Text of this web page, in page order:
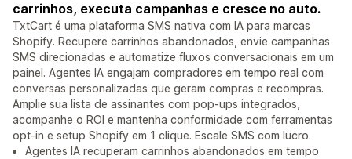
carrinhos, executa campanhas e cresce no auto.
TxtCart é uma plataforma SMS nativa com IA para marcas
Shopify. Recupere carrinhos abandonados, envie campanhas
SMS direcionadas e automatize fluxos conversacionais em um
painel. Agentes IA engajam compradores em tempo real com
conversas personalizadas que geram compras e recompras.
Amplie sua lista de assinantes com pop-ups integrados,
acompanhe o ROI e mantenha conformidade com ferramentas
opt-in e setup Shopify em 1 clique. Escale SMS com lucro.
Agentes IA recuperam carrinhos abandonados em tempo